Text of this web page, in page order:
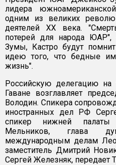
лидера
одним из великих
деятелей XX века.
потерей для народа
Зумы, Кастро будут
идею того, что бедные
жизнь".
Российскую делегацию на
Гаване возглавляет
Володин. Спикера
иностранных дел РФ
спикер нижней
Мельников, глава
международным делам
заместитель Дмитрий
Сергей Железняк, передает